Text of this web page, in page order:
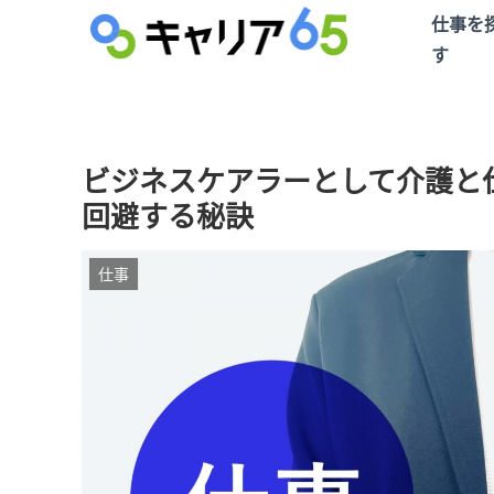
仕事を
す
ビジネスケアラーとして介護
回避する秘訣
仕事